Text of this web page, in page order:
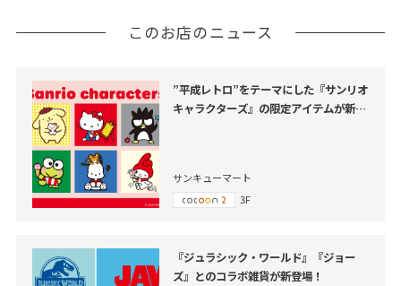
このお店のニュース
”平成レトロ”をテーマにした『サンリオ
キャラクターズ』の限定アイテムが新登
サンキューマート
3F
『ジュラシック・ワールド』『ジョー
ズ』とのコラボ雑貨が新登場！